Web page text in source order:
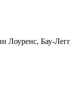
Лоуренс, Бау-